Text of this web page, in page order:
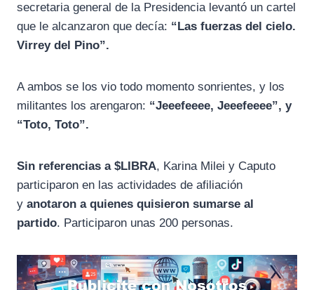
secretaria general de la Presidencia levantó un cartel
que le alcanzaron que decía: “Las fuerzas del cielo.
Virrey del Pino”.
A ambos se los vio todo momento sonrientes, y los
militantes los arengaron: “Jeeefeeee, Jeeefeeee”, y
“Toto, Toto”.
Sin referencias a $LIBRA, Karina Milei y Caputo
participaron en las actividades de afiliación
y anotaron a quienes quisieron sumarse al
partido. Participaron unas 200 personas.